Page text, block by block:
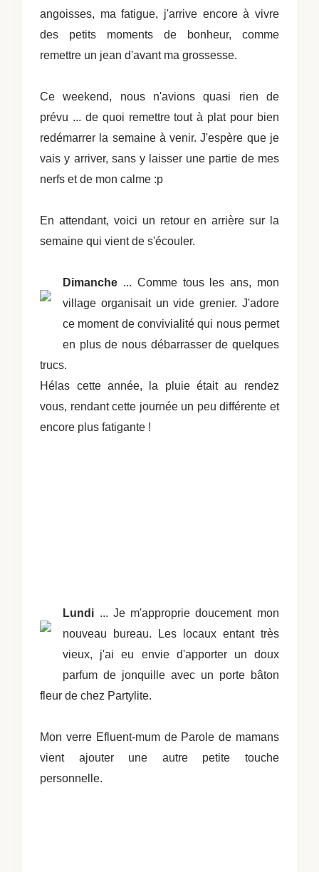
angoisses, ma fatigue, j'arrive encore à vivre
des petits moments de bonheur, comme
remettre un jean d'avant ma grossesse.
Ce weekend, nous n'avions quasi rien de
prévu ... de quoi remettre tout à plat pour bien
redémarrer la semaine à venir. J'espère que je
vais y arriver, sans y laisser une partie de mes
nerfs et de mon calme :p
En attendant, voici un retour en arrière sur la
semaine qui vient de s'écouler.
Dimanche ... Comme tous les ans, mon
village organisait un vide grenier. J'adore
ce moment de convivialité qui nous permet
en plus de nous débarrasser de quelques
trucs.
Hélas cette année, la pluie était au rendez
vous, rendant cette journée un peu différente et
encore plus fatigante !
Lundi ... Je m'approprie doucement mon
nouveau bureau. Les locaux entant très
vieux, j'ai eu envie d'apporter un doux
parfum de jonquille avec un porte bâton
fleur de chez Partylite.
Mon verre Efluent-mum de Parole de mamans
vient ajouter une autre petite touche
personnelle.